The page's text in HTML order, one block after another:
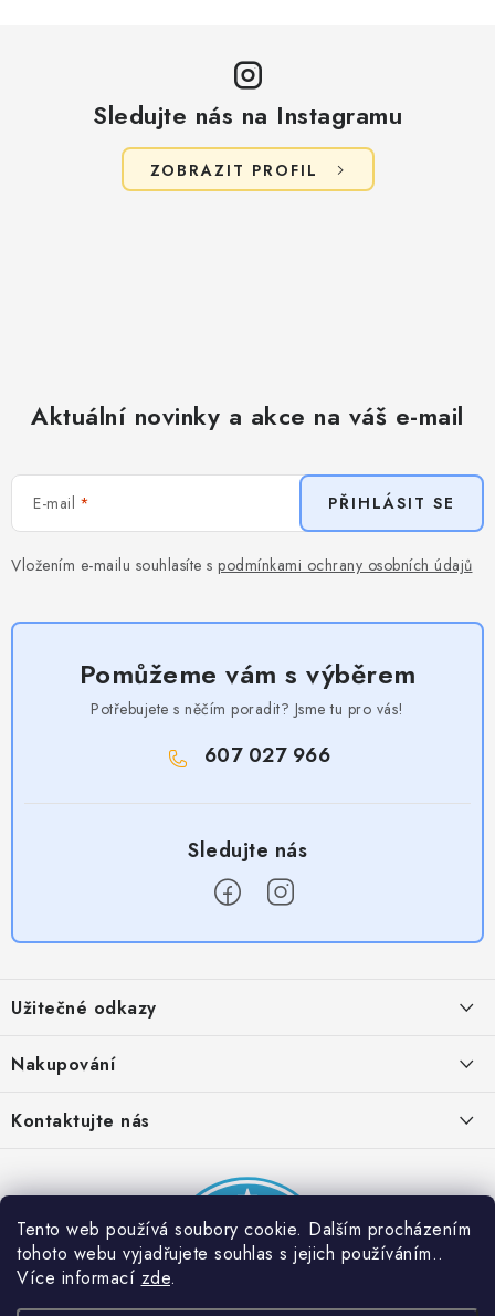
Tento web používá soubory cookie. Dalším procházením
tohoto webu vyjadřujete souhlas s jejich používáním..
Více informací zde.
Sledujte nás na Instagramu
ZOBRAZIT PROFIL
Aktuální novinky a akce na váš e-mail
E-mail
Vložením e-mailu souhlasíte s podmínkami ochrany osobních údajů
PŘIHLÁSIT SE
Pomůžeme vám s výběrem
Potřebujete s něčím poradit? Jsme tu pro vás!
607 027 966
p
a
Užitečné odkazy
Provizní systém
Partner stránek: Super plecháček
Nakupování
Podmínky akce 2 + 1 zdarma
Kontaktujte nás